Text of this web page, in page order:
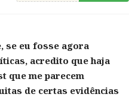
se eu fosse agora
acredito que haja
que me parecem
de certas evidências